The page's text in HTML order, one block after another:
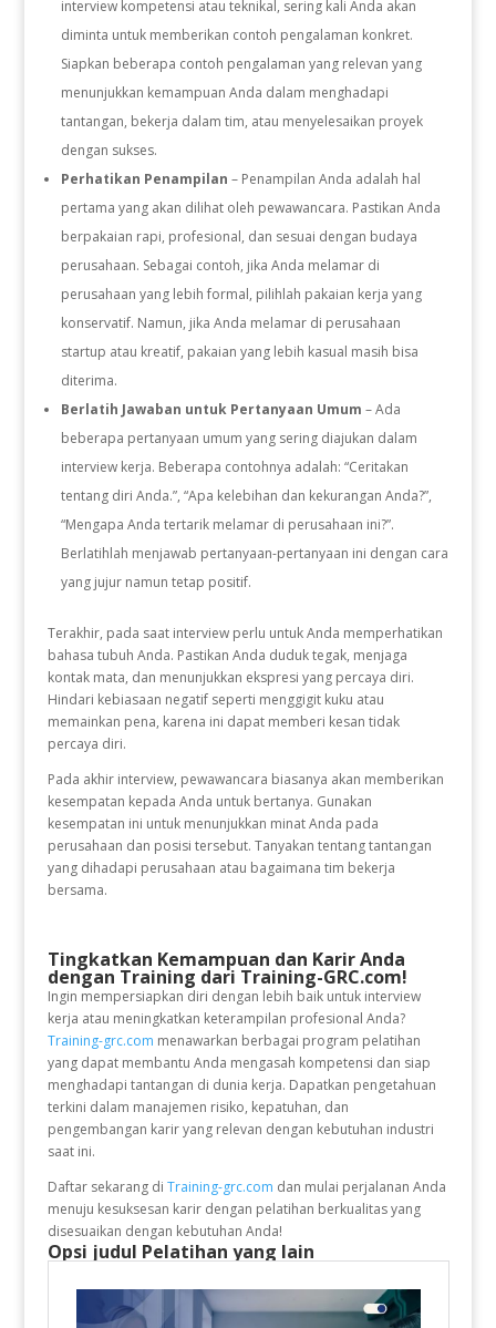
interview kompetensi atau teknikal, sering kali Anda akan
diminta untuk memberikan contoh pengalaman konkret.
Siapkan beberapa contoh pengalaman yang relevan yang
menunjukkan kemampuan Anda dalam menghadapi
tantangan, bekerja dalam tim, atau menyelesaikan proyek
dengan sukses.
Perhatikan Penampilan – Penampilan Anda adalah hal
pertama yang akan dilihat oleh pewawancara. Pastikan Anda
berpakaian rapi, profesional, dan sesuai dengan budaya
perusahaan. Sebagai contoh, jika Anda melamar di
perusahaan yang lebih formal, pilihlah pakaian kerja yang
konservatif. Namun, jika Anda melamar di perusahaan
startup atau kreatif, pakaian yang lebih kasual masih bisa
diterima.
Berlatih Jawaban untuk Pertanyaan Umum – Ada
beberapa pertanyaan umum yang sering diajukan dalam
interview kerja. Beberapa contohnya adalah: “Ceritakan
tentang diri Anda.”, “Apa kelebihan dan kekurangan Anda?”,
“Mengapa Anda tertarik melamar di perusahaan ini?”.
Berlatihlah menjawab pertanyaan-pertanyaan ini dengan cara
yang jujur namun tetap positif.
Terakhir, pada saat interview perlu untuk Anda memperhatikan
bahasa tubuh Anda. Pastikan Anda duduk tegak, menjaga
kontak mata, dan menunjukkan ekspresi yang percaya diri.
Hindari kebiasaan negatif seperti menggigit kuku atau
memainkan pena, karena ini dapat memberi kesan tidak
percaya diri.
Pada akhir interview, pewawancara biasanya akan memberikan
kesempatan kepada Anda untuk bertanya. Gunakan
kesempatan ini untuk menunjukkan minat Anda pada
perusahaan dan posisi tersebut. Tanyakan tentang tantangan
yang dihadapi perusahaan atau bagaimana tim bekerja
bersama.
Tingkatkan Kemampuan dan Karir Anda
dengan Training dari Training-GRC.com!
Ingin mempersiapkan diri dengan lebih baik untuk interview
kerja atau meningkatkan keterampilan profesional Anda?
Training-grc.com menawarkan berbagai program pelatihan
yang dapat membantu Anda mengasah kompetensi dan siap
menghadapi tantangan di dunia kerja. Dapatkan pengetahuan
terkini dalam manajemen risiko, kepatuhan, dan
pengembangan karir yang relevan dengan kebutuhan industri
saat ini.
Daftar sekarang di Training-grc.com dan mulai perjalanan Anda
menuju kesuksesan karir dengan pelatihan berkualitas yang
disesuaikan dengan kebutuhan Anda!
Opsi judul Pelatihan yang lain